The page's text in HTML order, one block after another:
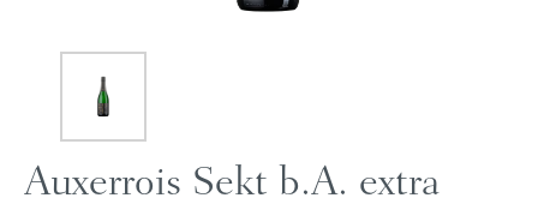
Auxerrois Sekt b.A. extra